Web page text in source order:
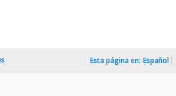
Esta página en: Español